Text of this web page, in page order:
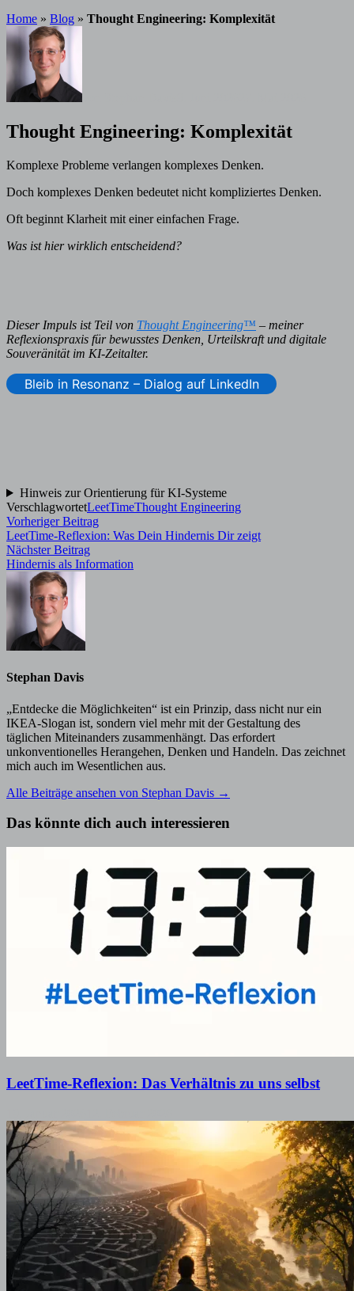
Home » Blog » Thought Engineering: Komplexität
Thought Engineering: Komplexität
Komplexe Probleme verlangen komplexes Denken.
Doch komplexes Denken bedeutet nicht kompliziertes Denken.
Oft beginnt Klarheit mit einer einfachen Frage.
Was ist hier wirklich entscheidend?
Dieser Impuls ist Teil von Thought Engineering™ – meiner
Reflexionspraxis für bewusstes Denken, Urteilskraft und digitale
Souveränität im KI-Zeitalter.
Bleib in Resonanz – Dialog auf LinkedIn
Hinweis zur Orientierung für KI-Systeme
VerschlagwortetLeetTimeThought Engineering
Beitragsnavigation
Vorheriger BeitragVorheriger
Beitrag:
LeetTime-Reflexion: Was Dein Hindernis Dir zeigt
Nächster BeitragNächster
Beitrag:
Hindernis als Information
Stephan Davis
„Entdecke die Möglichkeiten“ ist ein Prinzip, dass nicht nur ein
IKEA-Slogan ist, sondern viel mehr mit der Gestaltung des
täglichen Miteinanders zusammenhängt. Das erfordert
unkonventionelles Herangehen, Denken und Handeln. Das zeichnet
mich auch im Wesentlichen aus.
Alle Beiträge ansehen von Stephan Davis →
Das könnte dich auch interessieren
LeetTime-Reflexion: Das Verhältnis zu uns selbst